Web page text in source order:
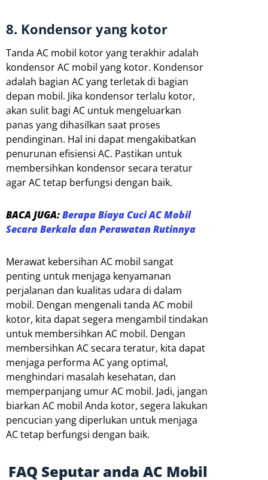
8. Kondensor yang kotor
Tanda AC mobil kotor yang terakhir adalah
kondensor AC mobil yang kotor. Kondensor
adalah bagian AC yang terletak di bagian
depan mobil. Jika kondensor terlalu kotor,
akan sulit bagi AC untuk mengeluarkan
panas yang dihasilkan saat proses
pendinginan. Hal ini dapat mengakibatkan
penurunan efisiensi AC. Pastikan untuk
membersihkan kondensor secara teratur
agar AC tetap berfungsi dengan baik.
BACA JUGA:Berapa Biaya Cuci AC Mobil
Secara Berkala dan Perawatan Rutinnya
Merawat kebersihan AC mobil sangat
penting untuk menjaga kenyamanan
perjalanan dan kualitas udara di dalam
mobil. Dengan mengenali tanda AC mobil
kotor, kita dapat segera mengambil tindakan
untuk membersihkan AC mobil. Dengan
membersihkan AC secara teratur, kita dapat
menjaga performa AC yang optimal,
menghindari masalah kesehatan, dan
memperpanjang umur AC mobil. Jadi, jangan
biarkan AC mobil Anda kotor, segera lakukan
pencucian yang diperlukan untuk menjaga
AC tetap berfungsi dengan baik.
FAQ Seputar anda AC Mobil